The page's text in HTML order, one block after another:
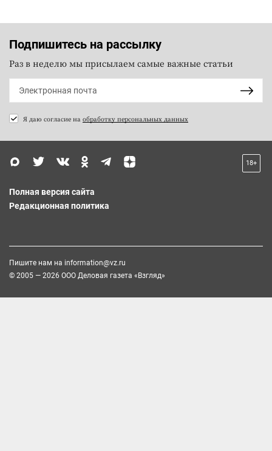
Подпишитесь на рассылку
Раз в неделю мы присылаем самые важные статьи
Я даю согласие на обработку персональных данных
18+
Полная версия сайта
Редакционная политика
Пишите нам на information@vz.ru
© 2005 — 2026 ООО Деловая газета «Взгляд»